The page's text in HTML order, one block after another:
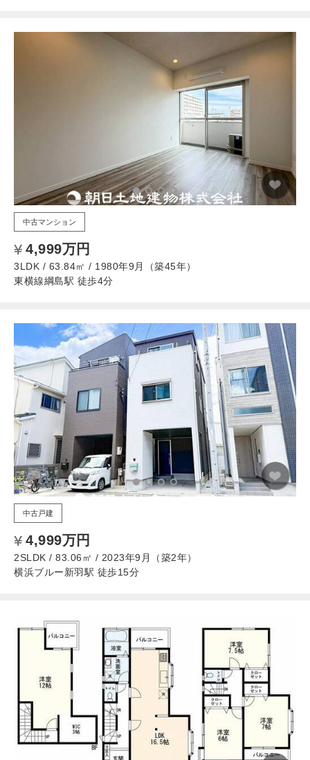
中古マンション
4,999万円
3LDK / 63.84㎡ / 1980年9月（築45年）
東横線綱島駅 徒歩4分
中古戸建
4,999万円
2SLDK / 83.06㎡ / 2023年9月（築2年）
横浜ブルー新羽駅 徒歩15分